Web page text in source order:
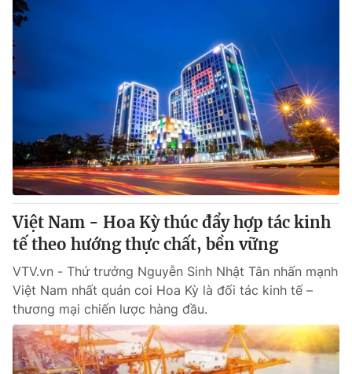
Việt Nam - Hoa Kỳ thúc đẩy hợp tác kinh
tế theo hướng thực chất, bền vững
VTV.vn - Thứ trưởng Nguyễn Sinh Nhật Tân nhấn mạnh
Việt Nam nhất quán coi Hoa Kỳ là đối tác kinh tế –
thương mại chiến lược hàng đầu.